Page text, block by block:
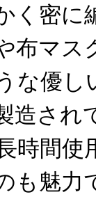
く密に
布マス
な優し
造され
時間使
も魅力